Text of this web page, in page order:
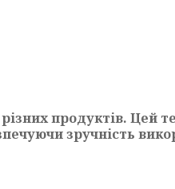
продуктів. Цей
зручність